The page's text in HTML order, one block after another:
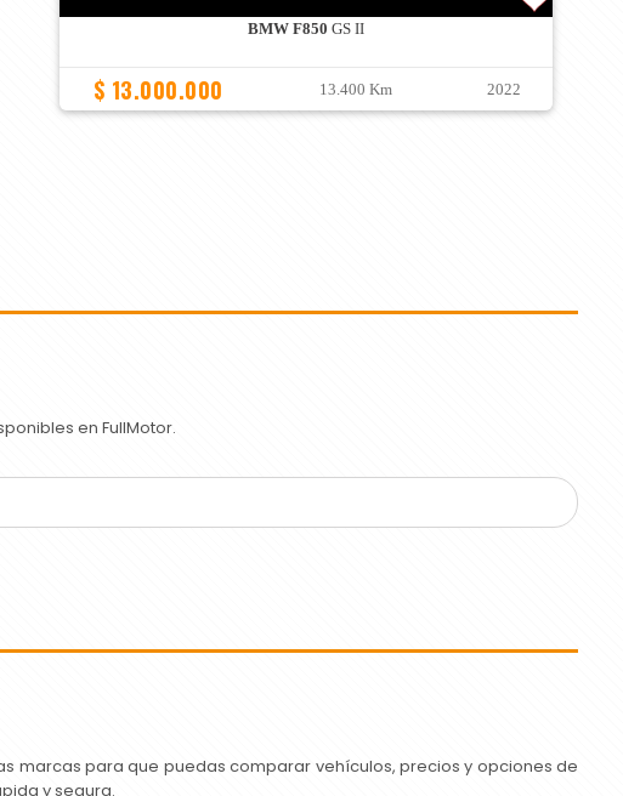
BMW F850 GS II
$ 13.000.000 13.400 Km 2022
en FullMotor.
marcas para que puedas comparar vehículos, precios y opciones de
y segura.